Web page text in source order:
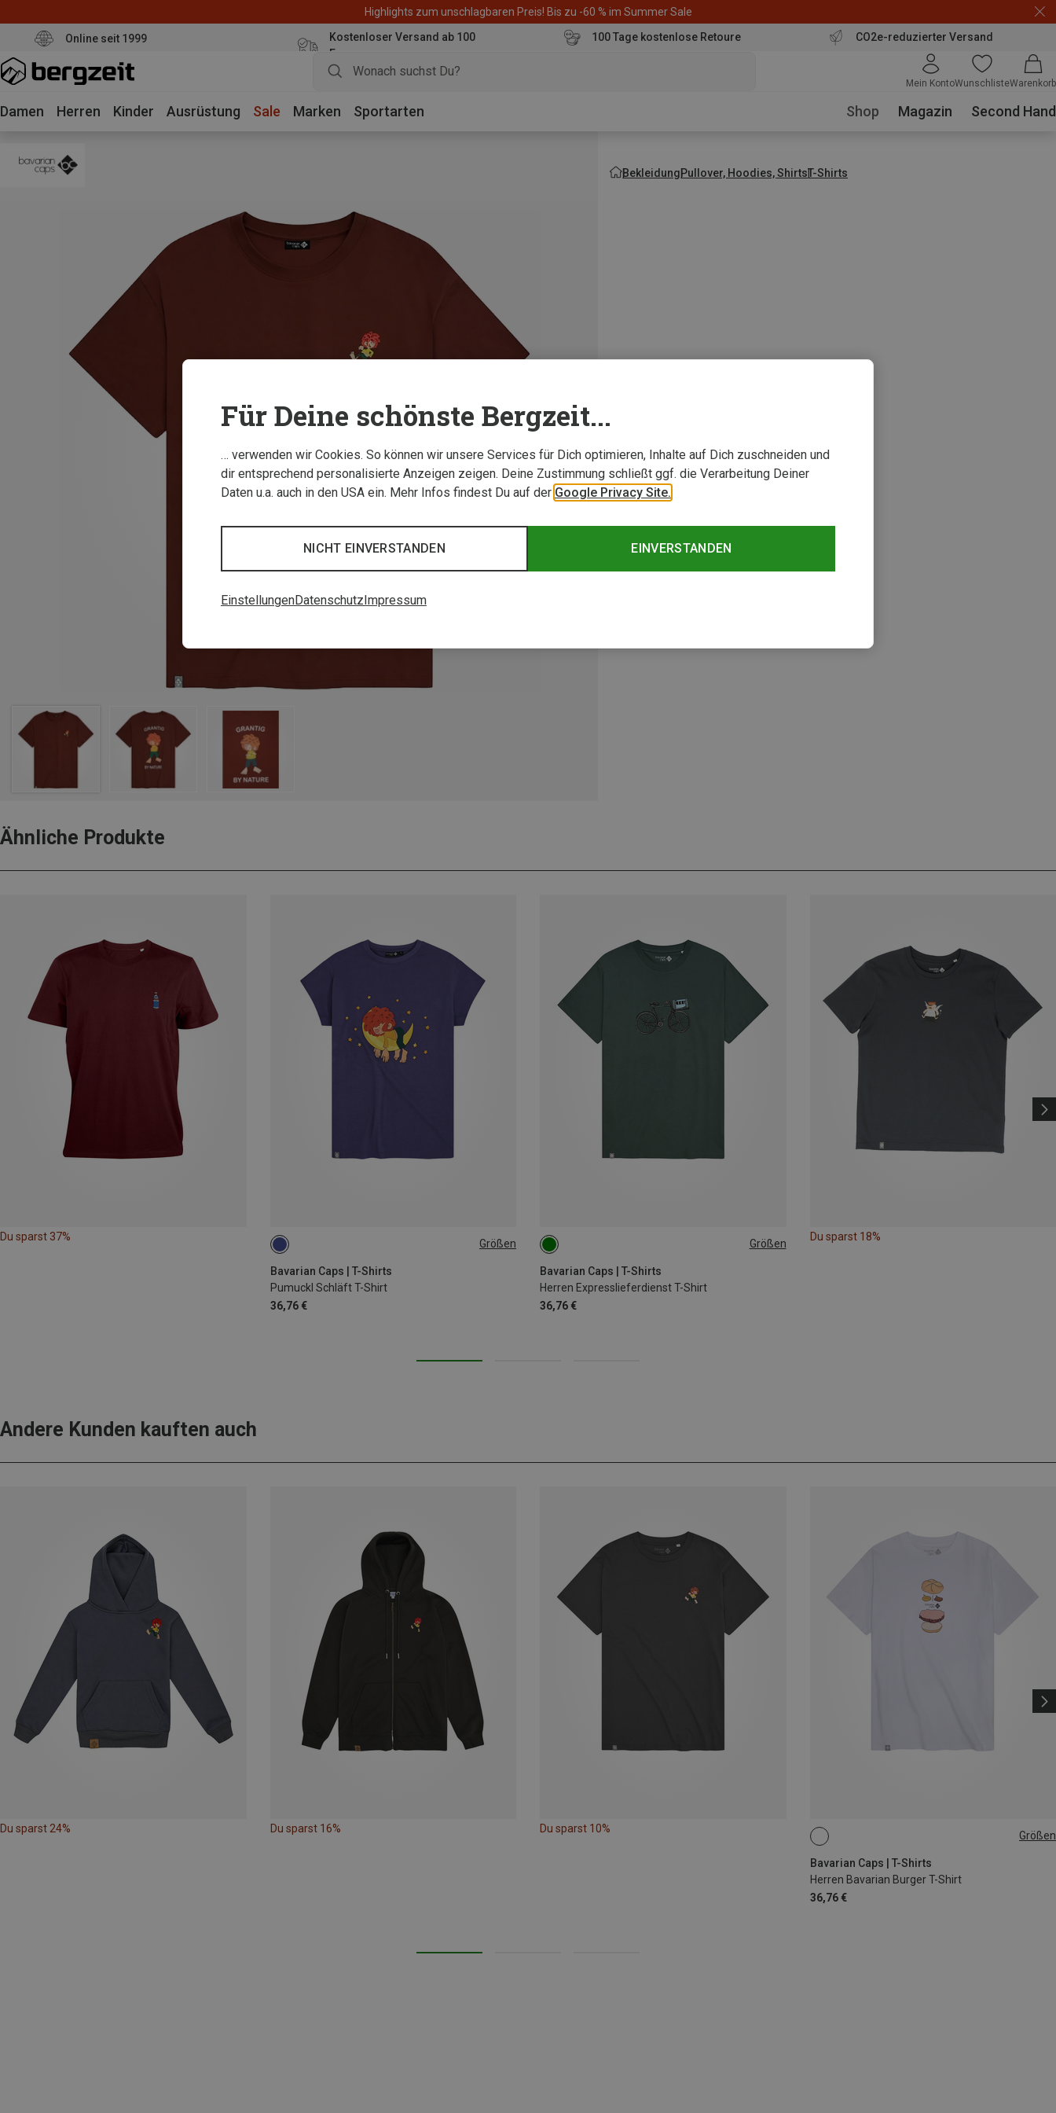
Highlights zum unschlagbaren Preis! Bis zu -60 % im Summer Sale
Online seit 1999
Kostenloser Versand ab 100
Euro
100 Tage kostenlose Retoure CO2e-reduzierter Versand
Mein KontoWunschlisteWarenkorb
Damen Herren Kinder Ausrüstung Sale Marken Sportarten Shop Magazin Second Hand
BekleidungPullover, Hoodies, ShirtsT-Shirts
Ähnliche Produkte
Du sparst 37%
Größen
Bavarian Caps | T-Shirts
Pumuckl Schläft T-Shirt
36,76 €
S Größen
Bavarian Caps | T-Shirts
Herren Expresslieferdienst T-Shirt
36,76 €
S
Du sparst 18%
Andere Kunden kauften auch
Du sparst 24% Du sparst 16% Du sparst 10%
Größen
Bavarian Caps | T-Shirts
Herren Bavarian Burger T-Shirt
36,76 €
S
Für Deine schönste Bergzeit...
… verwenden wir Cookies. So können wir unsere Services für Dich optimieren, Inhalte auf Dich zuschneiden und
dir entsprechend personalisierte Anzeigen zeigen. Deine Zustimmung schließt ggf. die Verarbeitung Deiner
Daten u.a. auch in den USA ein. Mehr Infos findest Du auf der Google Privacy Site.
EINVERSTANDEN
NICHT EINVERSTANDEN
EinstellungenDatenschutz Impressum